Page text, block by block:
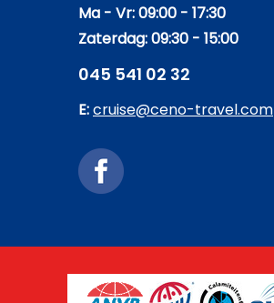
Ma - Vr: 09:00 - 17:30
Zaterdag: 09:30 - 15:00
045 541 02 32
E:cruise@ceno-travel.com